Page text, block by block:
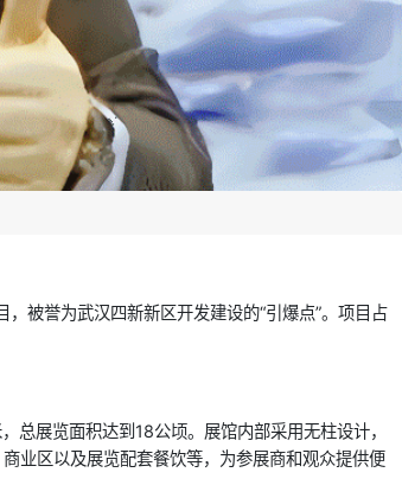
被誉为武汉四新新区开发建设的“引爆点”。项目占
展览面积达到18公顷。展馆内部采用无柱设计，
业区以及展览配套餐饮等，为参展商和观众提供便